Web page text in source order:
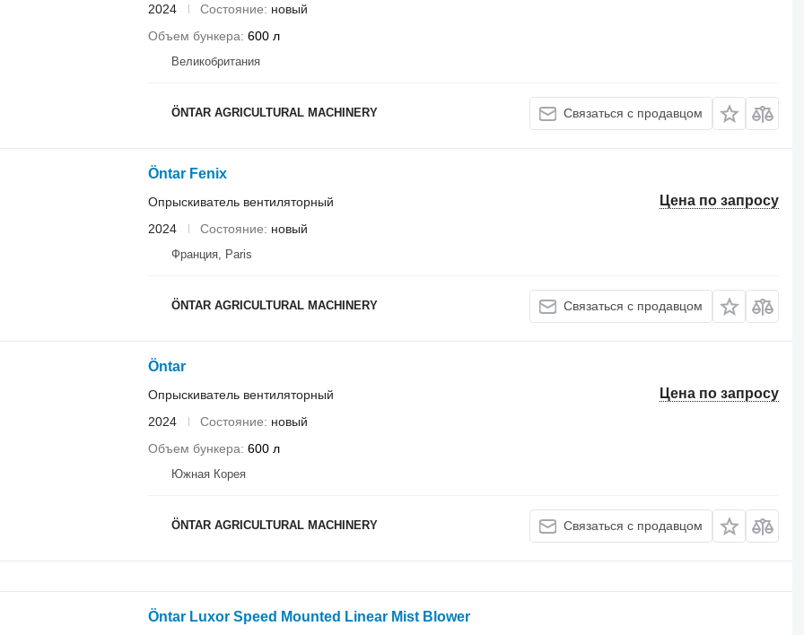
2024
Состояние
новый
Объем бункера 600 л
Великобритания
ÖNTAR AGRICULTURAL MACHINERY Связаться с продавцом
Öntar Fenix
Цена по запросу
Опрыскиватель вентиляторный
2024
Состояние новый
Франция, Paris
ÖNTAR AGRICULTURAL MACHINERY Связаться с продавцом
Öntar
Цена по запросу
Опрыскиватель вентиляторный
2024
Состояние
новый
Объем бункера 600 л
Южная Корея
ÖNTAR AGRICULTURAL MACHINERY Связаться с продавцом
Öntar Luxor Speed Mounted Linear Mist Blower